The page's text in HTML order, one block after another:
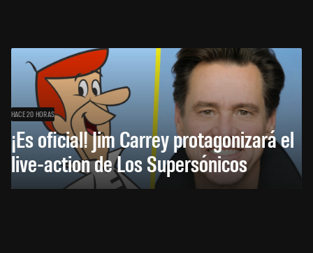
HACE 20 HORAS
¡Es oficial! Jim Carrey protagonizará el
live-action de Los Supersónicos